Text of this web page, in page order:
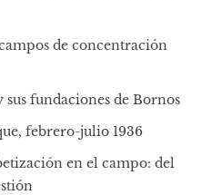
de concentración
fundaciones de Bornos
febrero-julio 1936
en el campo: del